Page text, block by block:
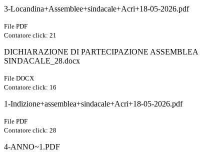
3-Locandina+Assemblee+sindacale+Acri+18-05-2026.pdf
File PDF
Contatore click: 21
DICHIARAZIONE DI PARTECIPAZIONE ASSEMBLEA
SINDACALE_28.docx
File DOCX
Contatore click: 16
1-Indizione+assemblea+sindacale+Acri+18-05-2026.pdf
File PDF
Contatore click: 28
4-ANNO~1.PDF